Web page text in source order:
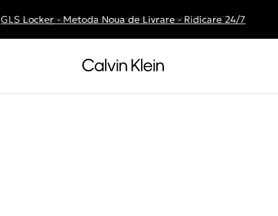
Livrare gratuita la comenzile de peste 250 RON
GLS Locker - Metoda Noua de Livrare - Ridicare 24/7